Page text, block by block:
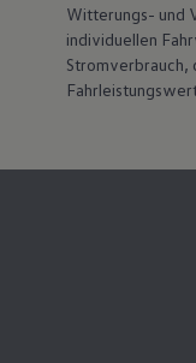
Witterungs- und
individuellen
Stromverbrauch,